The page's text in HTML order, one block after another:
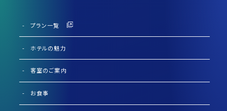
プラン一覧
ホテルの魅力
客室のご案内
お食事